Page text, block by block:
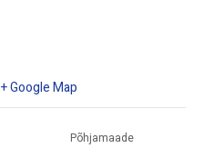
+ Google Map
Põhjamaade